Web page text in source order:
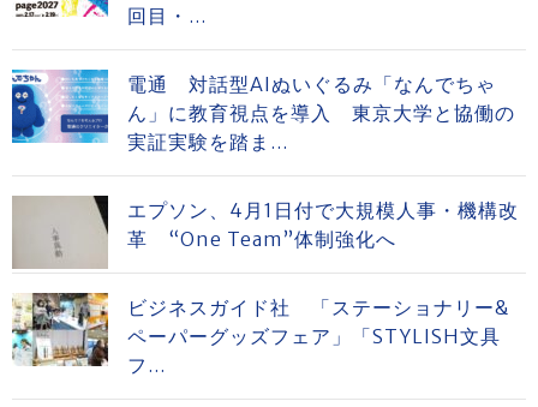
回目・...
電通 対話型AIぬいぐるみ「なんでちゃ
ん」に教育視点を導入 東京大学と協働の
実証実験を踏ま...
エプソン、4月1日付で大規模人事・機構改
革 “One Team”体制強化へ
ビジネスガイド社 「ステーショナリー&
ペーパーグッズフェア」「STYLISH文具
フ...